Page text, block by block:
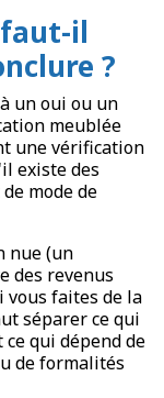
il
?
un oui ou un
meublée
une vérification
existe des
mode de
nue (un
des revenus
vous faites de la
séparer ce qui
qui dépend de
de formalités